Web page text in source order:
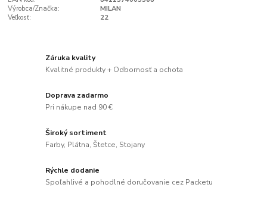
Výrobca/Značka:
MILAN
Veľkosť:
22
Záruka kvality
Kvalitné produkty + Odbornosť a ochota
Doprava zadarmo
Pri nákupe nad 90 €
Široký sortiment
Farby, Plátna, Štetce, Stojany
Rýchle dodanie
Spoľahlivé a pohodlné doručovanie cez Packetu